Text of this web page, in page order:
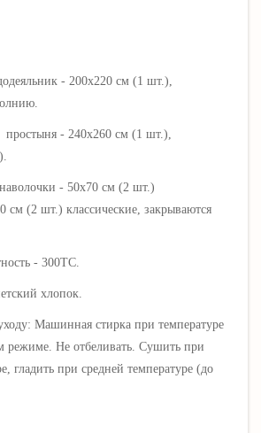
- 200х220 см (1 шт.),
240х260 см (1 шт.),
- 50х70 см (2 шт.)
см (2 шт.) классические, закрываются
- 300ТС.
хлопок.
Машинная стирка при температуре
режиме. Не отбеливать. Сушить при
гладить при средней температуре (до